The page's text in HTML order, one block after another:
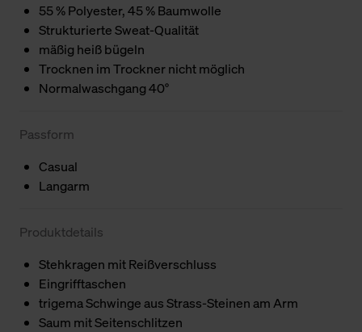
55 % Polyester, 45 % Baumwolle
Strukturierte Sweat-Qualität
mäßig heiß bügeln
Trocknen im Trockner nicht möglich
Normalwaschgang 40°
Passform
Casual
Langarm
Produktdetails
Stehkragen mit Reißverschluss
Eingrifftaschen
trigema Schwinge aus Strass-Steinen am Arm
Saum mit Seitenschlitzen